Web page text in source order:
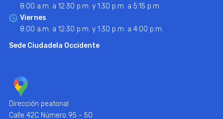
8:00 a.m. a 12:30 p.m. y 1:30 p.m. a 5:15 p.m.
Viernes
8:00 a.m. a 12:30 p.m. y 1:30 p.m. a 4:00 p.m.
Sede Ciudadela Occidente
Dirección peatonal
Calle 42C Número 95 - 50